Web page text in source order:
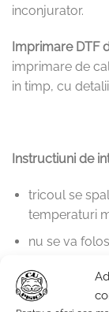
inconjurator.
Imprimare DTF
imprimare de
in timp, cu
Instructiuni de
tricoul se
temperaturi
nu se va
se calca